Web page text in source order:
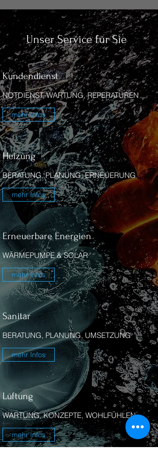
Unser Service für Sie
Kundendienst
NOTDIENST, WARTUNG, REPERATUREN
mehr Infos
Heizung
BERATUNG, PLANUNG, ERNEUERUNG
mehr Infos
Erneuerbare Energien
WÄRMEPUMPE & SOLAR
mehr Infos
Sanitär
BERATUNG, PLANUNG, UMSETZUNG
mehr Infos
Lüftung
WARTUNG, KONZEPTE, WOHLFÜHLEN
mehr Infos